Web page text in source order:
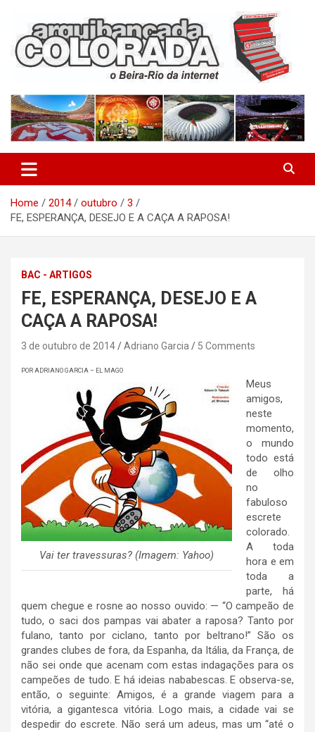
content
Arquibancada Colorada
Home 2014 outubro
3
FE, ESPERANÇA, DESEJO E A CAÇA A RAPOSA!
BAC - ARTIGOS
FE, ESPERANÇA, DESEJO E A
CAÇA A RAPOSA!
3 de outubro de 2014 Adriano Garcia 5 Comments
POR ADRIANO GARCIA – EL MAGO
Vai ter travessuras? (Imagem: Yahoo)
Meus
amigos,
neste
momento,
o mundo
todo está
de olho
no
fabuloso
escrete
colorado.
A toda
hora e em
toda a
parte, há
quem chegue e rosne ao nosso ouvido: — “O campeão de
tudo, o saci dos pampas vai abater a raposa? Tanto por
fulano, tanto por ciclano, tanto por beltrano!” São os
grandes clubes de fora, da Espanha, da Itália, da França, de
não sei onde que acenam com estas indagações para os
campeões de tudo. E há ideias nababescas. E observa-se,
então, o seguinte: Amigos, é a grande viagem para a
vitória, a gigantesca vitória. Logo mais, a cidade vai se
despedir do escrete. Não será um adeus, mas um “até o